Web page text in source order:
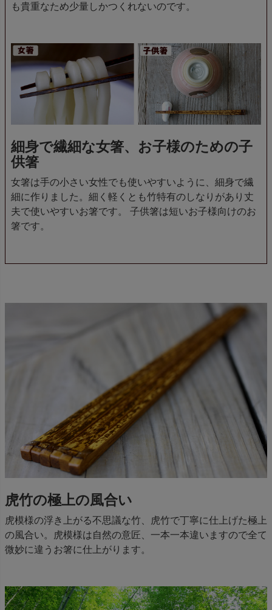
も貴重なため少量しかつくれないのです。
細身で繊細な女箸、お子様のための子
供箸
女箸は手の小さい女性でも使いやすいように、細身で繊
細に作りました。細く軽くとも竹特有のしなりがあり丈
夫で使いやすいお箸です。 子供箸は短いお子様向けのお
箸です。
虎竹の極上の風合い
虎模様の浮き上がる不思議な竹、虎竹で丁寧に仕上げた極上
の風合い。虎模様は自然の意匠、一本一本違いますので全て
微妙に違うお箸に仕上がります。